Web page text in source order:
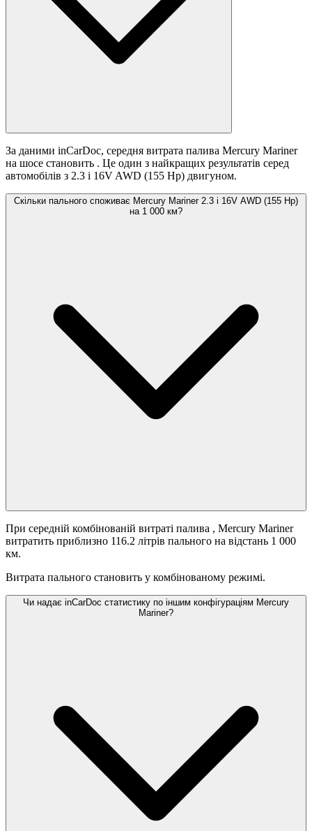
За даними inCarDoc, середня витрата палива Mercury Mariner
на шосе становить . Це один з найкращих результатів серед
автомобілів з 2.3 i 16V AWD (155 Hp) двигуном.
Скільки пального споживає Mercury Mariner 2.3 i 16V AWD (155 Hp)
на 1 000 км?
При середній комбінованій витраті палива , Mercury Mariner
витратить приблизно 116.2 літрів пального на відстань 1 000
км.
Витрата пального становить у комбінованому режимі.
Чи надає inCarDoc статистику по іншим конфігураціям Mercury
Mariner?